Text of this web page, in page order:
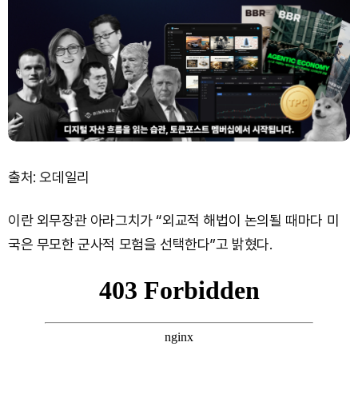
출처: 오데일리
이란 외무장관 아라그치가 “외교적 해법이 논의될 때마다 미
국은 무모한 군사적 모험을 선택한다”고 밝혔다.